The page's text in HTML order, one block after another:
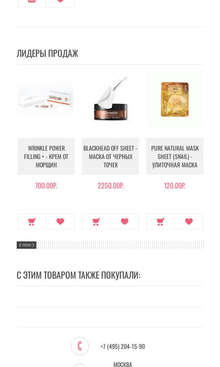
ЛИДЕРЫ ПРОДАЖ
WRINKLE POWER
FILLING + - КРЕМ ОТ
МОРЩИН
700.00Р.
BLACKHEAD OFF SHEET -
МАСКА ОТ ЧЕРНЫХ
ТОЧЕК
2250.00Р.
PURE NATURAL MASK
SHEET (SNAIL) -
УЛИТОЧНАЯ МАСКА
120.00Р.
С ЭТИМ ТОВАРОМ ТАКЖЕ ПОКУПАЛИ:
+7 (495) 204-15-90
МОСКВА